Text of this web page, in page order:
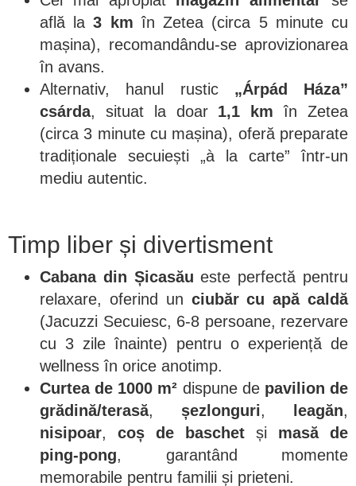
află la3 km în Zetea (circa 5 minute cu
mașina), recomandându-se aprovizionarea
în avans.
Alternativ, hanul rustic „Árpád Háza”
csárda, situat la doar 1,1 km în Zetea
(circa 3 minute cu mașina), oferă preparate
tradiționale secuiești „à la carte” într-un
mediu autentic.
Timp liber și divertisment
Cabana din Șicasău este perfectă pentru
relaxare, oferind un ciubăr cu apă caldă
(Jacuzzi Secuiesc, 6-8 persoane, rezervare
cu 3 zile înainte) pentru o experiență de
wellness în orice anotimp.
Curtea de 1000 m² dispune de pavilion de
grădină/terasă, șezlonguri, leagăn,
nisipoar, coș de baschet și masă de
ping-pong, garantând momente
memorabile pentru familii și prieteni.